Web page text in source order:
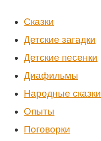
Cказки
Детские загадки
Детские песенки
Диафильмы
Народные сказки
Опыты
Поговорки